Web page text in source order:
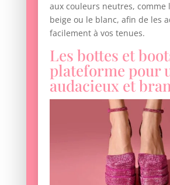
aux couleurs neutres, comme
beige ou le blanc, afin de les
facilement à vos tenues.
Les bottes et
plateforme pour
audacieux et